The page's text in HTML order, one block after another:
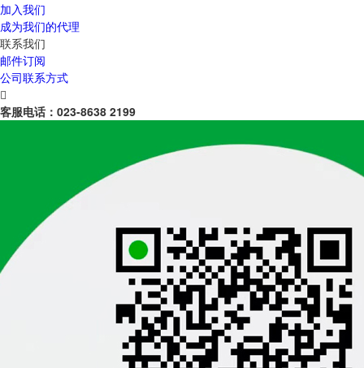
加入我们
成为我们的代理
联系我们
邮件订阅
公司联系方式

客服电话： 023-8638 2199